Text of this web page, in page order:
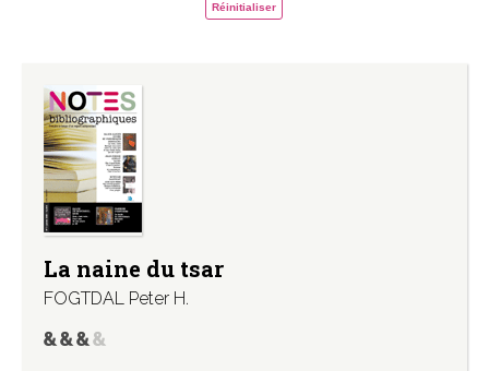
Réinitialiser
La naine du tsar
FOGTDAL Peter H.